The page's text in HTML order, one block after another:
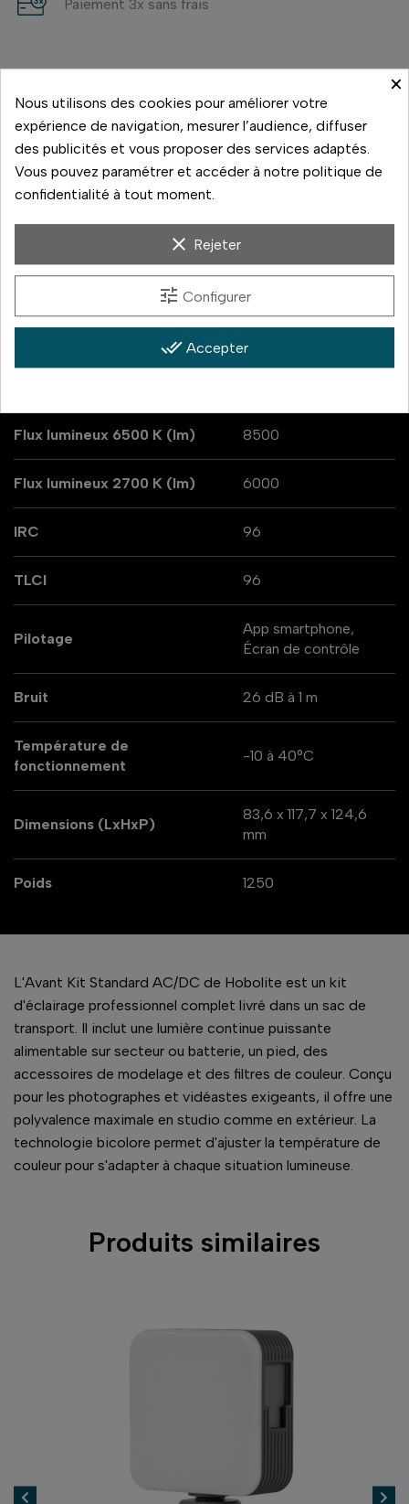
Paiement 3x sans frais
Caractéristiques
Réf. interne : 73319
Alimentation
Secteur 100-240V,
50/60 Hz, Continu 12-
Flux lumineux 6500 K (lm) 8500
Flux lumineux 2700 K (lm) 6000
IRC 96
TLCI 96
Pilotage
App smartphone,
Écran de contrôle
Bruit 26 dB à 1 m
Température de
fonctionnement
-10 à 40°C
Dimensions (LxHxP)
83,6 x 117,7 x 124,6
mm
Poids 1250
L'Avant Kit Standard AC/DC de Hobolite est un kit
d'éclairage professionnel complet livré dans un sac de
transport. Il inclut une lumière continue puissante
alimentable sur secteur ou batterie, un pied, des
accessoires de modelage et des filtres de couleur. Conçu
pour les photographes et vidéastes exigeants, il offre une
polyvalence maximale en studio comme en extérieur. La
technologie bicolore permet d'ajuster la température de
couleur pour s'adapter à chaque situation lumineuse.
Produits similaires
×
Nous utilisons des cookies pour améliorer votre
expérience de navigation, mesurer l’audience, diffuser
des publicités et vous proposer des services adaptés.
Vous pouvez paramétrer et accéder à notre politique de
confidentialité à tout moment.
clear Rejeter
tune Configurer
done_all Accepter